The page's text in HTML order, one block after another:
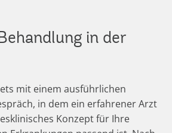
in der
mit einem ausführlichen
in dem ein erfahrener Arzt
Konzept für Ihre